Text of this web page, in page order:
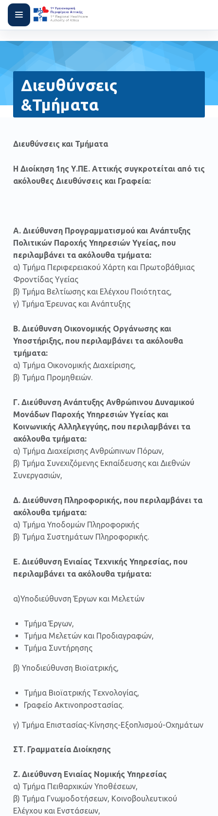
Διευθύνσεις
&Τμήματα
Διευθύνσεις και Τμήματα
Η Διοίκηση 1ης Υ.ΠΕ. Αττικής συγκροτείται από τις
ακόλουθες Διευθύνσεις και Γραφεία:
Α. Διεύθυνση Προγραμματισμού και Ανάπτυξης
Πολιτικών Παροχής Υπηρεσιών Υγείας, που
περιλαμβάνει τα ακόλουθα τμήματα:
α) Τμήμα Περιφερειακού Χάρτη και Πρωτοβάθμιας
Φροντίδας Υγείας
β) Τμήμα Βελτίωσης και Ελέγχου Ποιότητας,
γ) Τμήμα Έρευνας και Ανάπτυξης
Β. Διεύθυνση Οικονομικής Οργάνωσης και
Υποστήριξης, που περιλαμβάνει τα ακόλουθα
τμήματα:
α) Τμήμα Οικονομικής Διαχείρισης,
β) Τμήμα Προμηθειών.
Γ. Διεύθυνση Ανάπτυξης Ανθρώπινου Δυναμικού
Μονάδων Παροχής Υπηρεσιών Υγείας και
Κοινωνικής Αλληλεγγύης, που περιλαμβάνει τα
ακόλουθα τμήματα:
α) Τμήμα Διαχείρισης Ανθρώπινων Πόρων,
β) Τμήμα Συνεχιζόμενης Εκπαίδευσης και Διεθνών
Συνεργασιών,
Δ. Διεύθυνση Πληροφορικής, που περιλαμβάνει τα
ακόλουθα τμήματα:
α) Τμήμα Υποδομών Πληροφορικής
β) Τμήμα Συστημάτων Πληροφορικής.
Ε. Διεύθυνση Ενιαίας Τεχνικής Υπηρεσίας, που
περιλαμβάνει τα ακόλουθα τμήματα:
α)Υποδιεύθυνση Έργων και Μελετών
Τμήμα Έργων,
Τμήμα Μελετών και Προδιαγραφών,
Τμήμα Συντήρησης
β) Υποδιεύθυνση Βιοϊατρικής,
Τμήμα Βιοϊατρικής Τεχνολογίας,
Γραφείο Ακτινοπροστασίας.
γ) Τμήμα Επιστασίας-Κίνησης-Εξοπλισμού-Οχημάτων
ΣΤ. Γραμματεία Διοίκησης
Ζ. Διεύθυνση Ενιαίας Νομικής Υπηρεσίας
α) Τμήμα Πειθαρχικών Υποθέσεων,
β) Τμήμα Γνωμοδοτήσεων, Κοινοβουλευτικού
Ελέγχου και Ενστάσεων,